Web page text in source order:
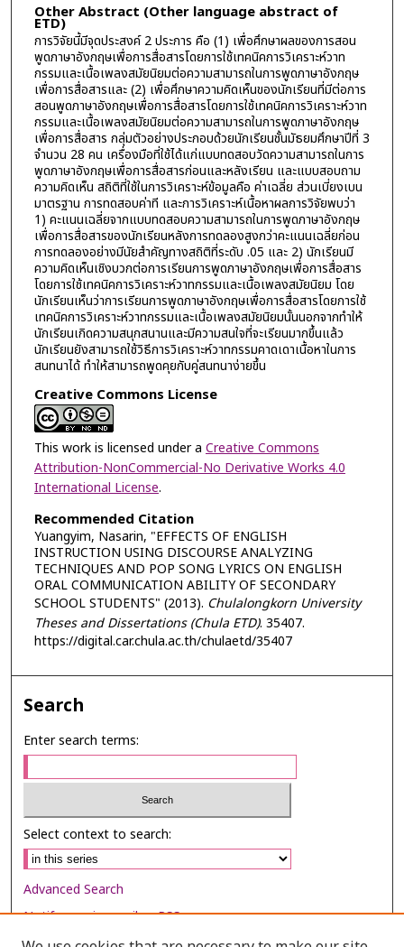
Other Abstract (Other language abstract of
ETD)
การวิจัยนี้มีจุดประสงค์ 2 ประการ คือ (1) เพื่อศึกษาผลของการสอน
พูดภาษาอังกฤษเพื่อการสื่อสารโดยการใช้เทคนิคการวิเคราะห์วาท
กรรมและเนื้อเพลงสมัยนิยมต่อความสามารถในการพูดภาษาอังกฤษ
เพื่อการสื่อสารและ (2) เพื่อศึกษาความคิดเห็นของนักเรียนที่มีต่อการ
สอนพูดภาษาอังกฤษเพื่อการสื่อสารโดยการใช้เทคนิคการวิเคราะห์วาท
กรรมและเนื้อเพลงสมัยนิยมต่อความสามารถในการพูดภาษาอังกฤษ
เพื่อการสื่อสาร กลุ่มตัวอย่างประกอบด้วยนักเรียนชั้นมัธยมศึกษาปีที่ 3
จำนวน 28 คน เครื่องมือที่ใช้ได้แก่แบบทดสอบวัดความสามารถในการ
พูดภาษาอังกฤษเพื่อการสื่อสารก่อนและหลังเรียน และแบบสอบถาม
ความคิดเห็น สถิติที่ใช้ในการวิเคราะห์ข้อมูลคือ ค่าเฉลี่ย ส่วนเบี่ยงเบน
มาตรฐาน การทดสอบค่าที และการวิเคราะห์เนื้อหาผลการวิจัยพบว่า
1) คะแนนเฉลี่ยจากแบบทดสอบความสามารถในการพูดภาษาอังกฤษ
เพื่อการสื่อสารของนักเรียนหลังการทดลองสูงกว่าคะแนนเฉลี่ยก่อน
การทดลองอย่างมีนัยสําคัญทางสถิติที่ระดับ .05 และ 2) นักเรียนมี
ความคิดเห็นเชิงบวกต่อการเรียนการพูดภาษาอังกฤษเพื่อการสื่อสาร
โดยการใช้เทคนิคการวิเคราะห์วาทกรรมและเนื้อเพลงสมัยนิยม โดย
นักเรียนเห็นว่าการเรียนการพูดภาษาอังกฤษเพื่อการสื่อสารโดยการใช้
เทคนิคการวิเคราะห์วาทกรรมและเนื้อเพลงสมัยนิยมนั้นนอกจากทำให้
นักเรียนเกิดความสนุกสนานและมีความสนใจที่จะเรียนมากขึ้นแล้ว
นักเรียนยังสามารถใช้วิธีการวิเคราะห์วาทกรรมคาดเดาเนื้อหาในการ
สนทนาได้ ทำให้สามารถพูดคุยกับคู่สนทนาง่ายขึ้น
Creative Commons License
This work is licensed under a Creative Commons
Attribution-NonCommercial-No Derivative Works 4.0
International License.
Recommended Citation
Yuangyim, Nasarin, "EFFECTS OF ENGLISH
INSTRUCTION USING DISCOURSE ANALYZING
TECHNIQUES AND POP SONG LYRICS ON ENGLISH
ORAL COMMUNICATION ABILITY OF SECONDARY
SCHOOL STUDENTS" (2013). Chulalongkorn University
Theses and Dissertations (Chula ETD). 35407.
https://digital.car.chula.ac.th/chulaetd/35407
Search
Enter search terms:
Select context to search:
Advanced Search
Notify me via email orRSS